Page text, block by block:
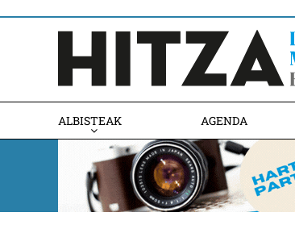
ALBISTEAK AGENDA